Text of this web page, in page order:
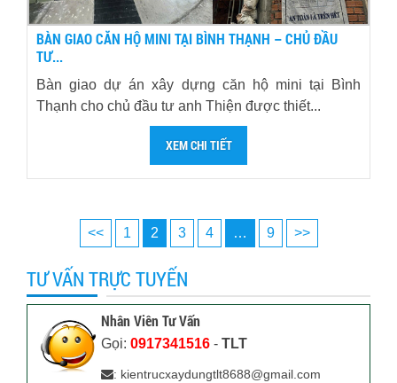
BÀN GIAO CĂN HỘ MINI TẠI BÌNH THẠNH – CHỦ ĐẦU
TƯ...
Bàn giao dự án xây dựng căn hộ mini tại Bình
Thạnh cho chủ đầu tư anh Thiện được thiết...
XEM CHI TIẾT
<< 1 2 3 4 … 9 >>
TƯ VẤN TRỰC TUYẾN
Nhân Viên Tư Vấn
Gọi:0917341516 -TLT
: kientrucxaydungtlt8688@gmail.com